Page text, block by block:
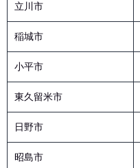
立川市
稲城市
小平市
東久留米市
日野市
昭島市